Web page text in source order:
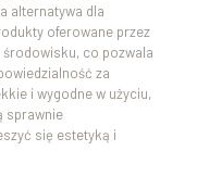
alternatywa dla
oferowane przez
środowisku, co pozwala
za
i wygodne w użyciu,
sprawnie
się estetyką i